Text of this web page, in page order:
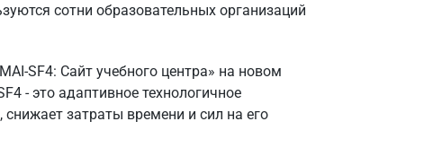
сотни образовательных организаций
SF4: Сайт учебного центра» на новом
- это адаптивное технологичное
снижает затраты времени и сил на его